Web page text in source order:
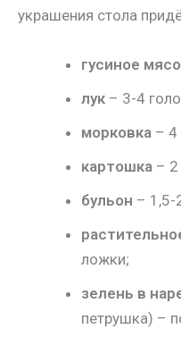
украшения стола
гусиное мясо
лук – 3-4
морковка – 4
картошка – 2
бульон – 1,5-
ложки;
зелень в
петрушка) –